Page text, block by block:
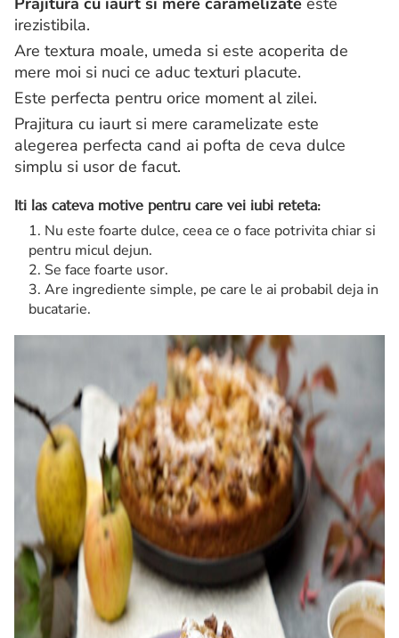
irezistibila.
Are textura moale, umeda si este acoperita de
mere moi si nuci ce aduc texturi placute.
Este perfecta pentru orice moment al zilei.
Prajitura cu iaurt si mere caramelizate este
alegerea perfecta cand ai pofta de ceva dulce
simplu si usor de facut.
Iti las cateva motive pentru care vei iubi reteta:
Nu este foarte dulce, ceea ce o face potrivita chiar si
pentru micul dejun.
Se face foarte usor.
Are ingrediente simple, pe care le ai probabil deja in
bucatarie.